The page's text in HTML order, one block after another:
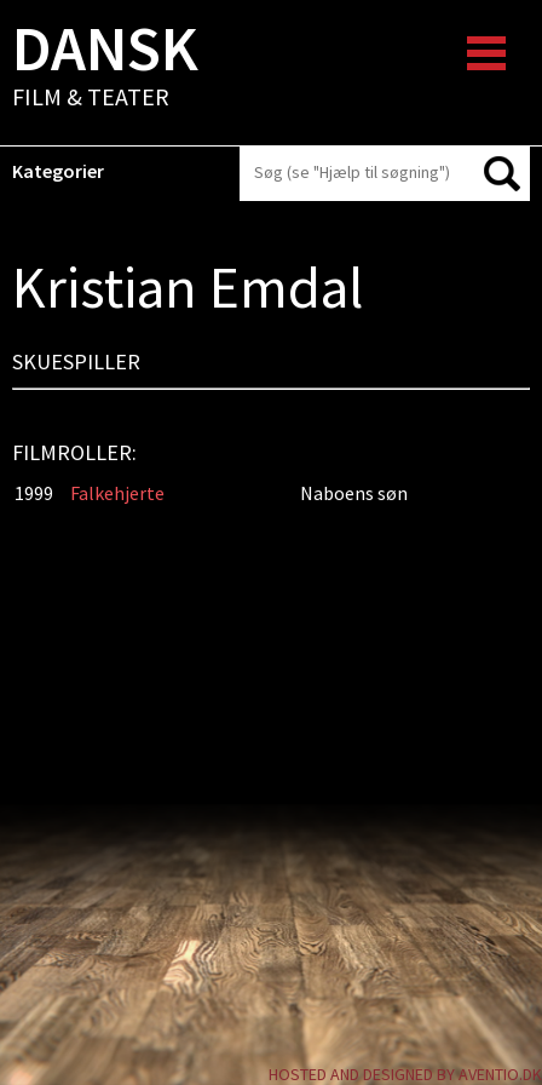
DANSK
FILM & TEATER
Kategorier
Kristian Emdal
SKUESPILLER
FILMROLLER:
1999 Falkehjerte Naboens søn
HOSTED AND DESIGNED BY AVENTIO.DK